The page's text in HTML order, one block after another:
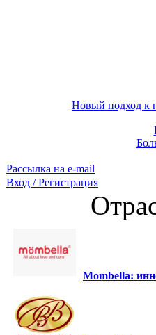
Новый подход к
Рассылка на e-mail
Вход / Регистрация
Mombella: